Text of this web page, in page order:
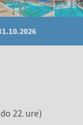
22. ure)